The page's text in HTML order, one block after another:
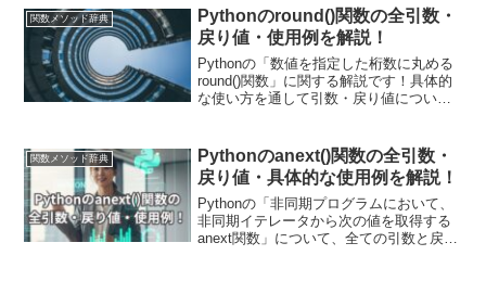
コードや実行可能なオブジェクトを生成
し、コードの実行を高速化したり、セキ
ュリティ確保のためのコードの確認を行
う際に利用されます。
関数メソッド辞典
Pythonのround()関数の全引数・
戻り値・使用例を解説！
Pythonの「数値を指定した桁数に丸める
round()関数」に関する解説です！具体的
な使い方を通して引数・戻り値について
す！round()関数は、金融計算や統計処理
など、さまざまな分野で使用されます。
関数メソッド辞典
Pythonのanext()関数の全引数・
戻り値・具体的な使用例を解説！
Pythonの「非同期プログラムにおいて、
非同期イテレータから次の値を取得する
anext関数」について、全ての引数と戻り